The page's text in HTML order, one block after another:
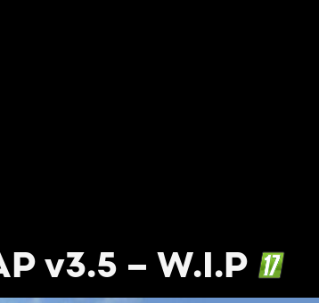
v3.5 – W.I.P